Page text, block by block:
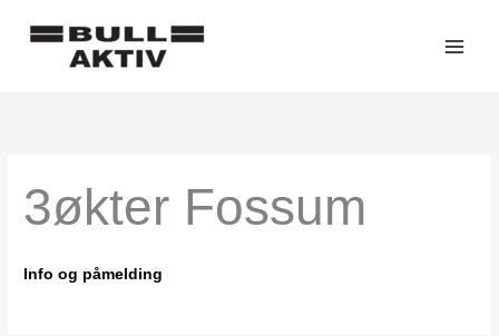
3økter Fossum
Info og påmelding